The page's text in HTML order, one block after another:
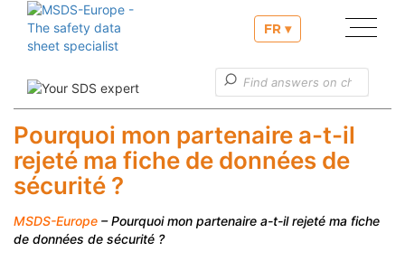
FR ▾
Nos services
Établissement, élaboration d’une fiche de données de
sécurité
Établissement du projet d’étiquette
Informations utiles
Pourquoi mon partenaire a-t-il
rejeté ma fiche de données de
sécurité ?
MSDS-Europe – Pourquoi mon partenaire a-t-il rejeté ma fiche
de données de sécurité ?